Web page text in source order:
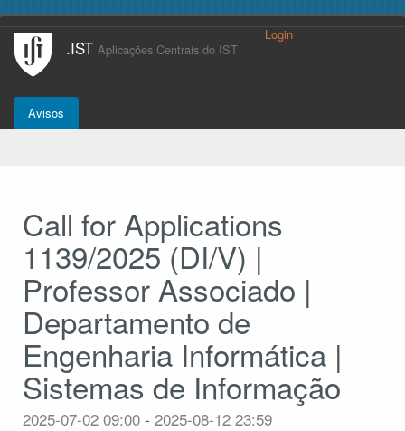
.IST Aplicações Centrais do IST
Login
Avisos
Call for Applications
1139/2025 (DI/V) |
Professor Associado |
Departamento de
Engenharia Informática |
Sistemas de Informação
2025-07-02 09:00 - 2025-08-12 23:59